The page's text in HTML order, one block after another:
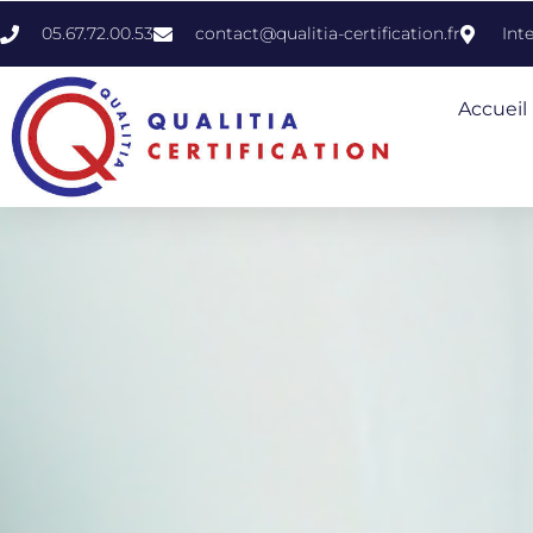
05.67.72.00.53 contact@qualitia-certification.fr
Accueil